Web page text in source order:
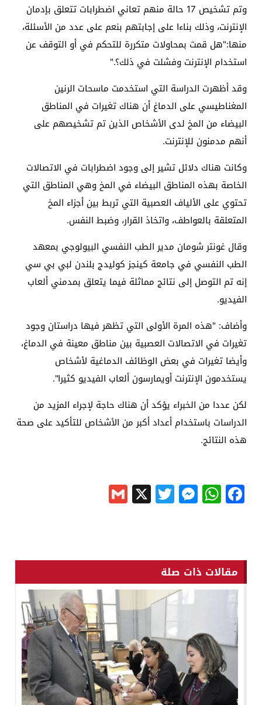
وتم تشخيص 17 حالة منهم تعاني اضطرابات تتعلق بإدمان
الإنترنت، وذلك بناءا على إجابتهم بنعم على عدد من الأسئلة،
منها:"هل قمت بمحاولات متكررة للتحكم في أو التوقف عن
استخدام الإنترنت وفشلت في ذلك؟".
وقد أظهرت الدراسة التي استخدمت ماسحات الرنين
المغناطيسي على الدماغ أن هناك تغيرات في المناطق
البيضاء من المخ لدى الأشخاص الذين تم تشخيصهم على
أنهم مدمنون للإنترنت.
وكانت هناك دلائل تشير إلى وجود اضطرابات في الاتصالات
الخاصة بهذه المناطق البيضاء في المخ وهي المناطق التي
تحتوي على الألياف العصبية التي تربط بين أجزاء المخ
المتعلقة بالعواطف، واتخاذ القرار، وضبط النفس.
وقال غونتر شومان مدير الطب النفسي البيولوجي بمعهد
الطب النفسي في جامعة كينجز كوليدج بلندن لبي بي سي
إنه تم التوصل إلى نتائج مماثلة فيما يتعلق بمدمني ألعاب
الفيديو.
وأضاف: "هذه المرة الأولى التي تظهر فيها دراستان وجود
تغيرات في الاتصالات العصبية بين مناطق معينة في الدماغ،
وأيضا تغيرات في بعض الوظائف الدماغية لأشخاص
يستخدمون الإنترنت أويمارسون ألعاب الفيديو كثيرا."
لكن عددا من الخبراء يؤكد أن هناك حاجة لإجراء المزيد من
الدراسات باستخدام أعداد أكبر من الأشخاص للتأكيد على صحة
هذه النتائج.
Facebook
WhatsApp
Messenger
Twitter
X
مقالات ذات صلة